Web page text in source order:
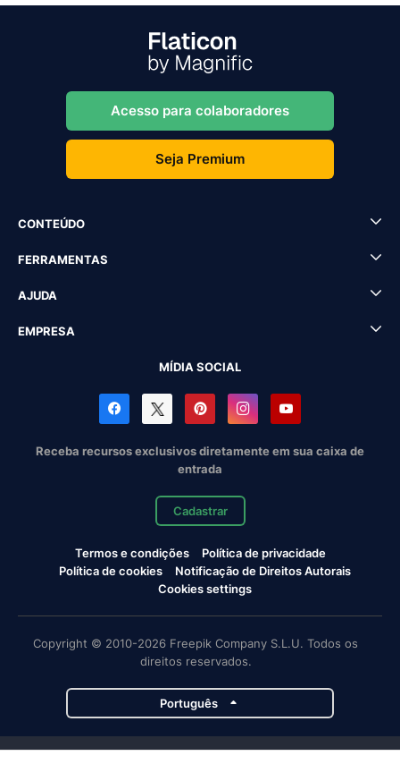
Acesso para colaboradores
Seja Premium
CONTEÚDO
FERRAMENTAS
AJUDA
EMPRESA
MÍDIA SOCIAL
Receba recursos exclusivos diretamente em sua caixa de
entrada
Cadastrar
Termos e condições
Política de privacidade
Política de cookies
Notificação de Direitos Autorais
Cookies settings
Copyright © 2010-2026 Freepik Company S.L.U. Todos os
direitos reservados.
Português